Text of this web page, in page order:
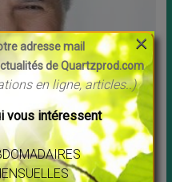
Saint Germain
NOUVEAU
cliquer sur ce lien :[…]
adresse mail
de Quartzprod.com
en ligne, articles..)
vous intéressent
×